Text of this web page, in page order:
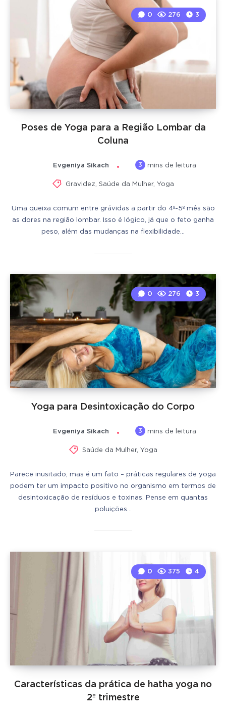
Poses de Yoga para a Região Lombar da
Coluna
0 276 3
Evgeniya Sikach 3 mins de leitura
Gravidez Saúde da Mulher, Yoga
Uma queixa comum entre grávidas a partir do 4º-5º mês são
as dores na região lombar. Isso é lógico, já que o feto ganha
peso, além das mudanças na flexibilidade…
Yoga para Desintoxicação do Corpo
0 276 3
Evgeniya Sikach 3 mins de leitura
Saúde da Mulher, Yoga
Parece inusitado, mas é um fato – práticas regulares de yoga
podem ter um impacto positivo no organismo em termos de
desintoxicação de resíduos e toxinas. Pense em quantas
poluições…
Características da prática de hatha yoga no
2º trimestre
0 375 4